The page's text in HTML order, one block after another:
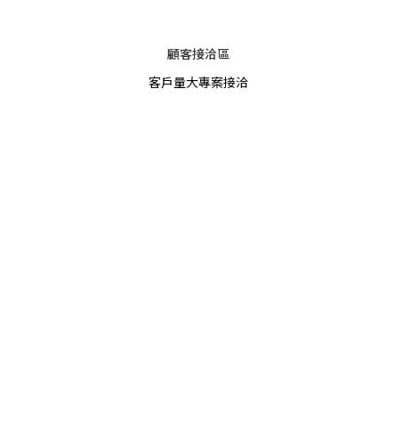
顧客接洽區
客戶量大專案接洽